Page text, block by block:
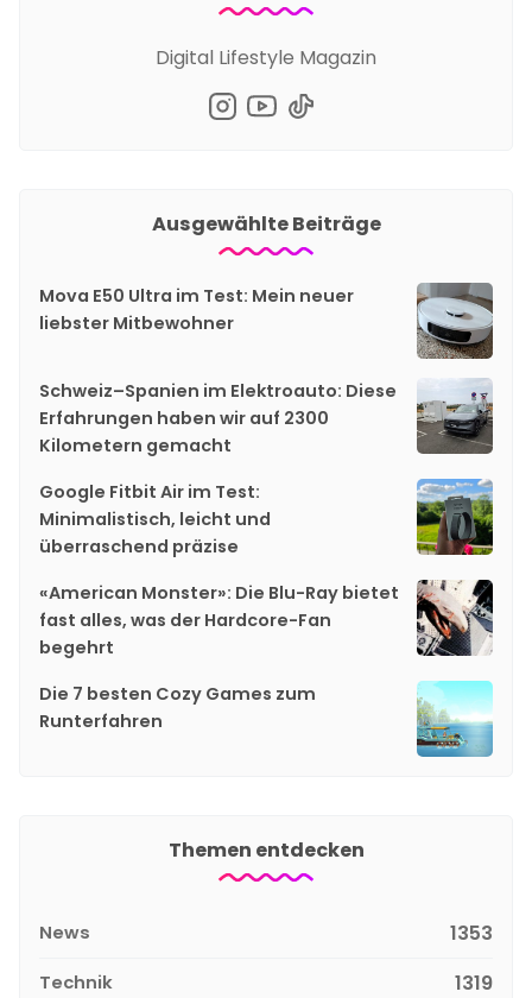
Digital Lifestyle Magazin
Ausgewählte Beiträge
Mova E50 Ultra im Test: Mein neuer
liebster Mitbewohner
Schweiz–Spanien im Elektroauto: Diese
Erfahrungen haben wir auf 2300
Kilometern gemacht
Google Fitbit Air im Test:
Minimalistisch, leicht und
überraschend präzise
«American Monster»: Die Blu-Ray bietet
fast alles, was der Hardcore-Fan
begehrt
Die 7 besten Cozy Games zum
Runterfahren
Themen entdecken
News 1353
Technik 1319